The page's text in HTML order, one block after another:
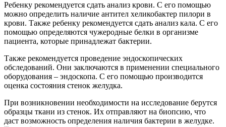
Ребенку рекомендуется сдать анализ крови. С его помощью
можно определить наличие антител хеликобактер пилори в
крови. Также ребенку рекомендуется сдать анализ кала. С его
помощью определяются чужеродные белки в организме
пациента, которые принадлежат бактерии.
Также рекомендуется проведение эндоскопических
обследований. Они заключаются в применении специального
оборудования – эндоскопа. С его помощью производится
оценка состояния стенок желудка.
При возникновении необходимости на исследование берутся
образцы ткани из стенок. Их отправляют на биопсию, что
даст возможность определения наличия бактерии в желудке.